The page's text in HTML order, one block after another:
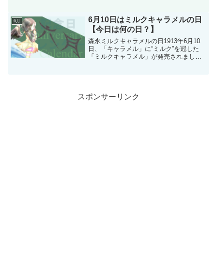
町の路地を歩く会」という会が制定した
記念日です。この記念日...
6月
6月10日はミルクキャラメルの日
【今日は何の日？】
森永ミルクキャラメルの日1913年6月10
日、「キャラメル」に“ミルク”を冠した
「ミルクキャラメル」が発売されまし
スポンサーリンク